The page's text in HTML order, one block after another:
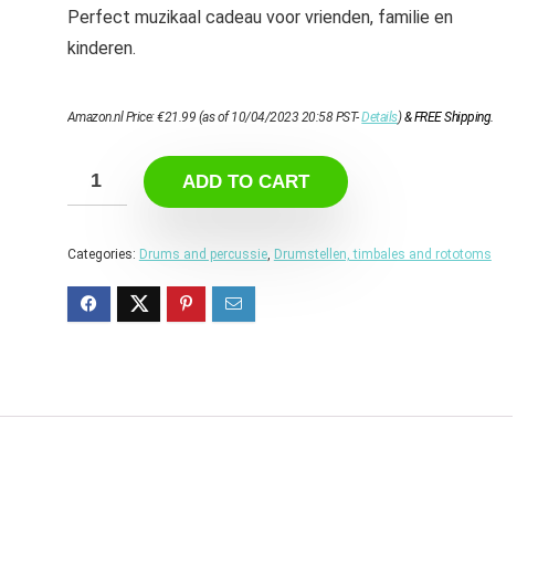
Perfect muzikaal cadeau voor vrienden, familie en
kinderen.
Amazon.nl Price:€21.99 (as of 10/04/2023 20:58 PST-Details)&FREE Shipping.
ADD TO CART
Categories: Drums and percussie, Drumstellen, timbales and rototoms